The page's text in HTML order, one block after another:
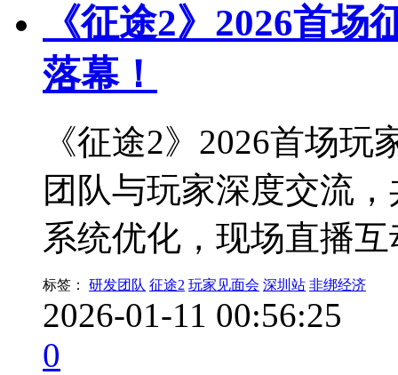
《征途2》2026首
落幕！
《征途2》2026首场
团队与玩家深度交流
系统优化，现场直播
标签： 研发团队 征途2 玩家见面会 深圳站 非绑经济
2026-01-11 00:56:25
0